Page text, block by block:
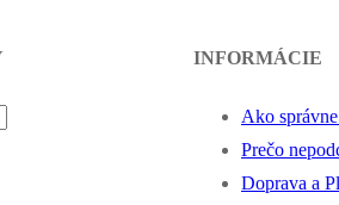
INFORMÁCIE
Ako
Prečo
Doprava a